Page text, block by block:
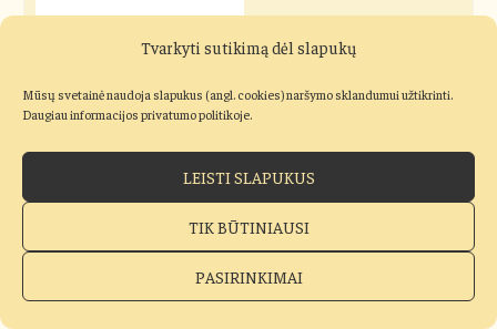
Tvarkyti sutikimą dėl slapukų
Mūsų svetainė naudoja slapukus (angl. cookies) naršymo sklandumui užtikrinti.
Daugiau informacijos privatumo politikoje.
LEISTI SLAPUKUS
TIK BŪTINIAUSI
PASIRINKIMAI
15,80